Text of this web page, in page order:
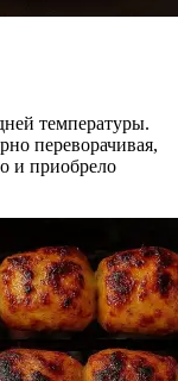
температуры.
переворачивая,
и приобрело